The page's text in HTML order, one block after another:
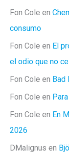
Fon Cole en
consumo
Fon Cole en El
el odio que no
Fon Cole en Bad
Fon Cole en
Fon Cole en En
2026
DMalignus en